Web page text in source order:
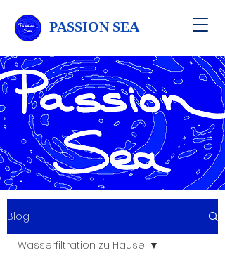
PASSION SEA
Blog
Wasserfiltration zu Hause